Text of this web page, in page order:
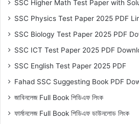
SSC Higher Math Test Paper with
SSC Physics Test Paper 2025 PDF
SSC Biology Test Paper 2025 PDF
SSC ICT Test Paper 2025 PDF
SSC English Test Paper 2025 PDF
Fahad SSC Suggesting Book PDF
জাবিনলেজ Full Book পিডিএফ লিংক
ফার্মানলেজ Full Book পিডিএফ ডাউনলোড লিংক